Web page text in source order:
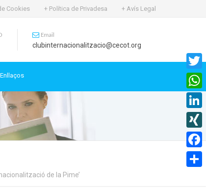
Cookies + Política de Privadesa + Avís Legal
Enllaços
Email
clubinternacionalitzacio@cecot.org
de la Pime’
XING